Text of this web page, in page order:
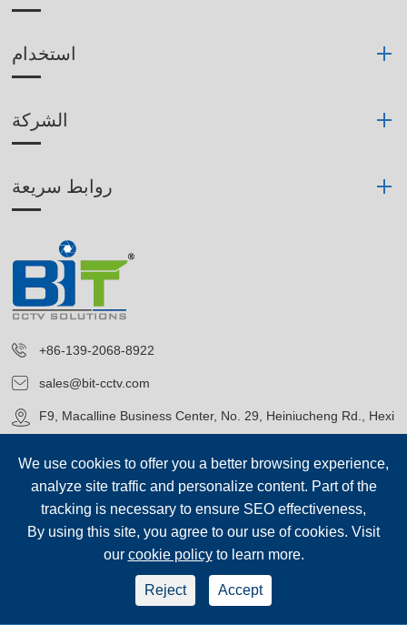
استخدام
الشركة
روابط سريعة
+86-139-2068-8922
sales@bit-cctv.com
F9, Macalline Business Center, No. 29, Heiniucheng Rd., Hexi
District, Tianjin, China
Blue Icon (Tianjin) Technology Co., Ltd.
محفوظة.
خريطة الموقع سياسة الخصوصية
We use cookies to offer you a better browsing experience,
analyze site traffic and personalize content. Part of the
tracking is necessary to ensure SEO effectiveness,
By using this site, you agree to our use of cookies. Visit
our cookie policyto learn more.
Reject Accept